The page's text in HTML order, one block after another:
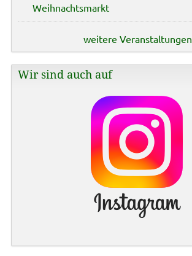
Weihnachtsmarkt
weitere Veranstaltungen
Wir sind auch auf